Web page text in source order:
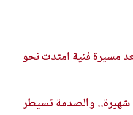
مسيرة فنية امتدت نحو
والصدمة تسيطر